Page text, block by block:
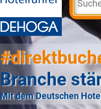
Branche
Mit dem Deutschen